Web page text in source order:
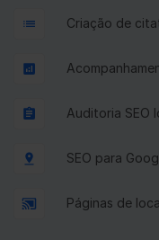
Criação de
Auditoria SEO
SEO para
Páginas de